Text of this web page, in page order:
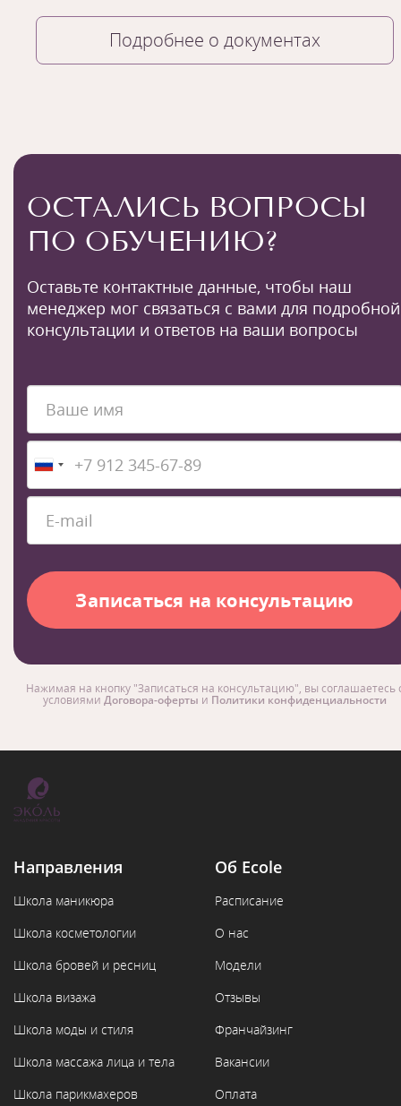
Подробнее о документах
ОСТАЛИСЬ ВОПРОСЫ
ПО ОБУЧЕНИЮ?
Оставьте контактные данные, чтобы наш
менеджер мог связаться с вами для подробной
консультации и ответов на ваши вопросы
Нажимая на кнопку "Записаться на консультацию", вы соглашаетесь
условиями Договора-оферты и Политики конфиденциальности
Направления
Школа маникюра
Школа косметологии
Школа бровей и ресниц
Школа визажа
Школа моды и стиля
Школа массажа лица и тела
Школа парикмахеров
Об Ecole
Расписание
О нас
Модели
Отзывы
Франчайзинг
Вакансии
Оплата